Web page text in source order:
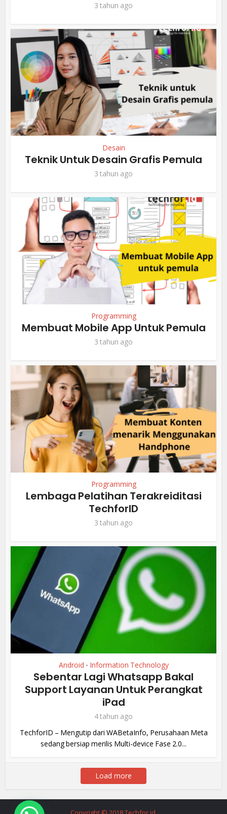
3 tahun ago
Desain
Teknik Untuk Desain Grafis Pemula
3 tahun ago
Programming
Membuat Mobile App Untuk Pemula
3 tahun ago
Programming
Lembaga Pelatihan Terakreiditasi
TechforID
3 tahun ago
Android • Information Technology
Sebentar Lagi Whatsapp Bakal
Support Layanan Untuk Perangkat
iPad
4 tahun ago
TechforID – Mengutip dari WABetaInfo, Perusahaan Meta
sedang bersiap merilis Multi-device Fase 2.0...
Load more